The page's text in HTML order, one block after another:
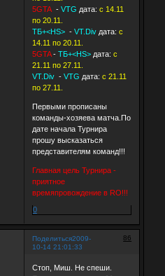
5GTA- VTG дата: с 14.11
по 20.11.
ТБ+<HS>- VT.Divдата: с
14.11 по 20.11.
5GTA- ТБ+<HS>дата: с
21.11 по 27.11.
VT.Div- VTG дата: с 21.11
по 27.11.
Первыми прописаны
команды-хозяева матча.По
дате начала Турнира
прошу высказаться
представителям команд!!!
Главная цель Турнира -
приятное
времяпровождение в RO!!!
0
Поделиться 86
2009-
10-14 21:01:33
Стоп, Миш. Не спеши.